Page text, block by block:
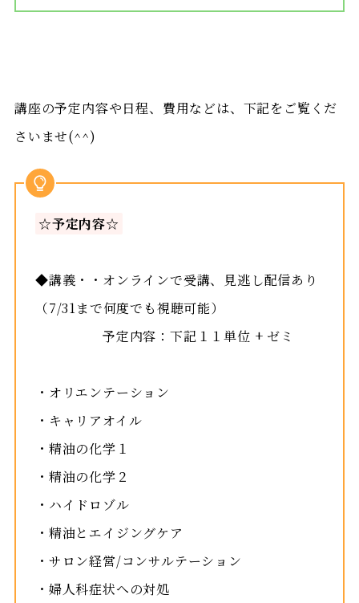
講座の予定内容や日程、費用などは、下記をご覧くだ
さいませ(^^)
☆予定内容☆
◆講義・・オンラインで受講、見逃し配信あり
（7/31まで何度でも視聴可能）
予定内容：下記１１単位 + ゼミ
・オリエンテーション
・キャリアオイル
・精油の化学１
・精油の化学２
・ハイドロゾル
・精油とエイジングケア
・サロン経営/コンサルテーション
・婦人科症状への対処